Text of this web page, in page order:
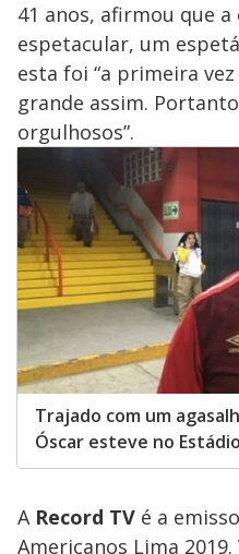
41 anos, afirmou que a
espetacular, um
esta foi “a primeira
grande assim.
orgulhosos”.
Trajado com um
Óscar esteve no
A Record TV é a
Americanos Lima